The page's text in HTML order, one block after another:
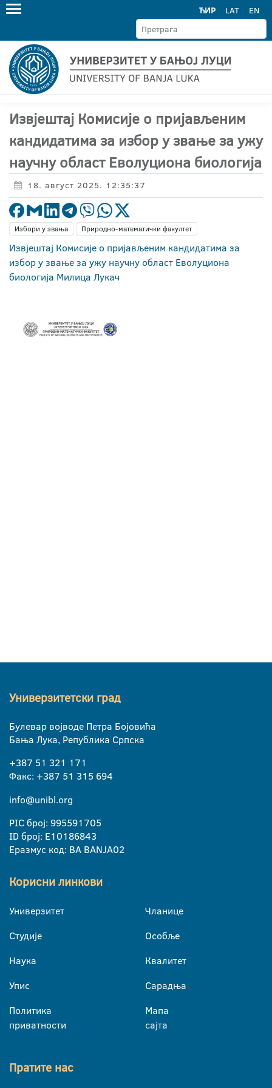
ЋИР LAT EN
Извјештај Комисије о пријављеним
кандидатима за избор у звање за ужу
научну област Еволуциона биологија
18. август 2025. 12:35:37
Избори у звања Природно-математички факултет
Извјештај Комисије о пријављеним кандидатима за
избор у звање за ужу научну област Еволуциона
биологија Милица Лукач
Универзитетски град
Булевар војводе Петра Бојовића
Бања Лука, Република Српска
+387 51 321 171
Факс: +387 51 315 694
info@unibl.org
PIC број: 995591705
ID број: E10186843
Еразмус код: BA BANJA02
Корисни линкови
Универзитет
Студије
Наука
Упис
Политика
приватности
Чланице
Особље
Квалитет
Сарадња
Мапа
сајта
Пратите нас